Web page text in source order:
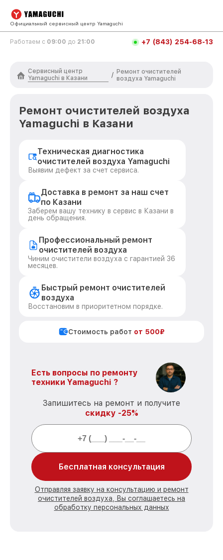
Официальный сервисный центр Yamaguchi
Работаем с 09:00 до 21:00 +7 (843) 254-68-13
Сервисный центр
Yamaguchi в Казани
/ Ремонт очистителей
воздуха Yamaguchi
Ремонт очистителей воздуха
Yamaguchi в Казани
Техническая диагностика
очистителей воздуха Yamaguchi
Выявим дефект за счет сервиса.
Доставка в ремонт за наш счет
по Казани
Заберем вашу технику в сервис в Казани в
день обращения.
Профессиональный ремонт
очистителей воздуха
Чиним очистители воздуха с гарантией 36
месяцев.
Быстрый ремонт очистителей
воздуха
Восстановим в приоритетном порядке.
Стоимость работ от 500₽
Есть вопросы по ремонту
техники Yamaguchi ?
Запишитесь на ремонт и получите
скидку -25%
Бесплатная консультация
Отправляя заявку на консультацию и ремонт
очистителей воздуха, Вы соглашаетесь на
обработку персональных данных